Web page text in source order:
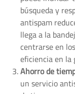
búsqueda y
antispam
llega a la
centrarse en
eficiencia en
Ahorro de
un servicio